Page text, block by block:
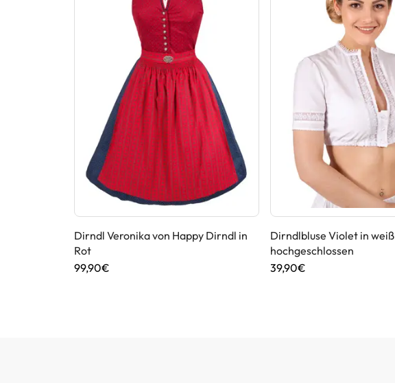
Dirndl Veronika von Happy Dirndl in
Rot
99,90€
Dirndlbluse Violet in weiß
hochgeschlossen
39,90€